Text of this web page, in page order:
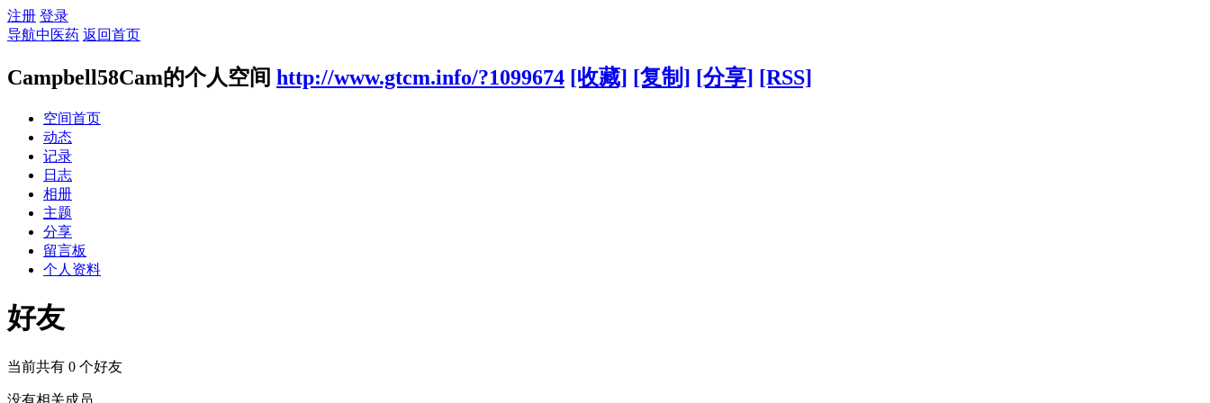
注册 登录
导航中医药 返回首页
Campbell58Cam的个人空间 http://www.gtcm.info/?1099674 [收藏] [复制] [分享] [RSS]
空间首页
动态
记录
日志
相册
主题
分享
留言板
个人资料
好友
当前共有 0 个好友
没有相关成员